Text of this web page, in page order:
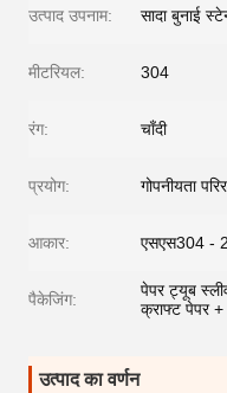
उत्पाद उपनाम: सादा बुनाई
मीटरियल: 304
रंग: चाँदी
प्रयोग: गोपनीयता
आकार: एसएस304 -
पैकेजिंग:
पेपर ट्यूब
क्राफ्ट पेपर +
उत्पाद का वर्णन